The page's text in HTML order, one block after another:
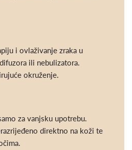
i ovlaživanje zraka u
ili nebulizatora.
okruženje.
za vanjsku upotrebu.
direktno na koži te